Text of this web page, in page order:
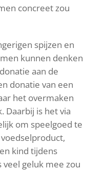
concreet zou
spijzen en
kunnen denken
aan de
donatie van een
het overmaken
Daarbij is het via
om speelgoed te
kind tijdens
veel geluk mee zou